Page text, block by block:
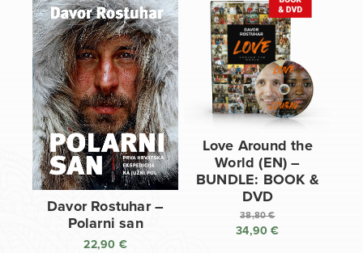
Davor Rostuhar –
Polarni san
22,90 €
Love Around the
World (EN) –
BUNDLE: BOOK &
DVD
38,80€
Izvorna
34,90€